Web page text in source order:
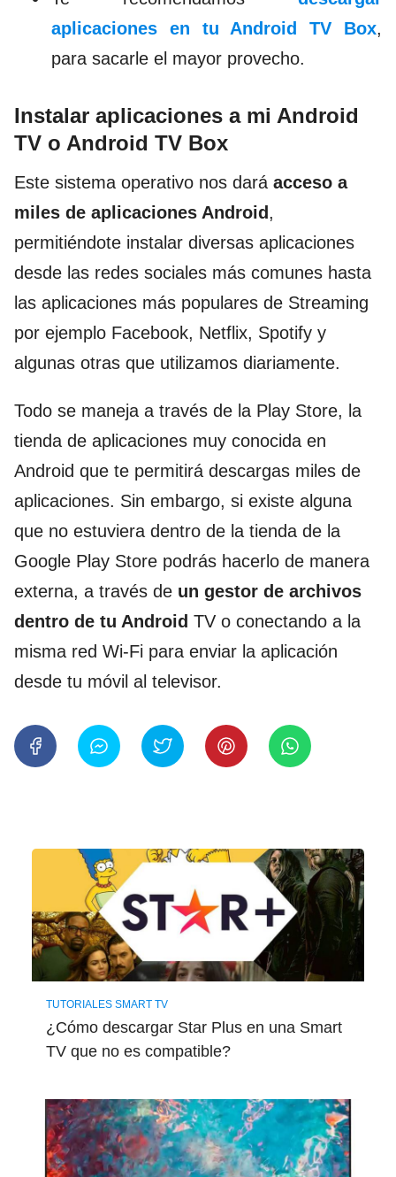
aplicaciones en tu Android TV Box,
para sacarle el mayor provecho.
Instalar aplicaciones a mi Android
TV o Android TV Box
Este sistema operativo nos dará acceso a
miles de aplicaciones Android ,
permitiéndote instalar diversas aplicaciones
desde las redes sociales más comunes hasta
las aplicaciones más populares de Streaming
por ejemplo Facebook, Netflix, Spotify y
algunas otras que utilizamos diariamente.
Todo se maneja a través de la Play Store, la
tienda de aplicaciones muy conocida en
Android que te permitirá descargas miles de
aplicaciones. Sin embargo, si existe alguna
que no estuviera dentro de la tienda de la
Google Play Store podrás hacerlo de manera
externa, a través de un gestor de archivos
dentro de tu Android TV o conectando a la
misma red Wi-Fi para enviar la aplicación
desde tu móvil al televisor.
TUTORIALES SMART TV
¿Cómo descargar Star Plus en una Smart
TV que no es compatible?